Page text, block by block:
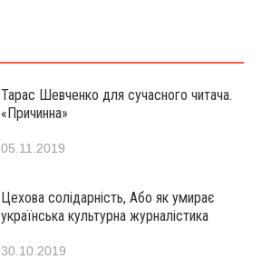
Тарас Шевченко для сучасного читача.
«Причинна»
05.11.2019
Цехова солідарність, Або як умирає
українська культурна журналістика
30.10.2019